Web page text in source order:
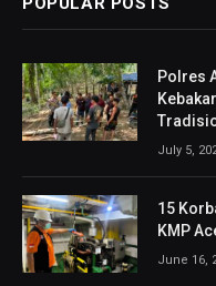
Polres
July 5,
15
KMP
June 16,